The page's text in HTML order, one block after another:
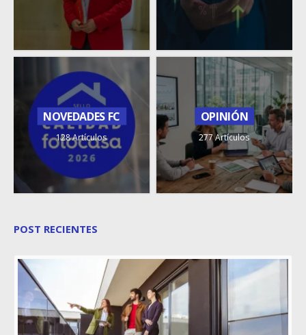
NOVEDADES FC
128 Artículos
OPINIÓN
277 Artículos
POST RECIENTES